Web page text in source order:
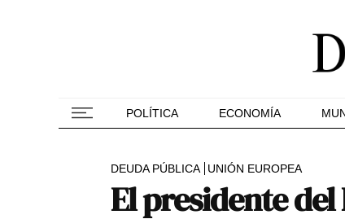
POLÍTICA ECONOMÍA
DEUDA PÚBLICA UNIÓN EUROPEA
El presidente